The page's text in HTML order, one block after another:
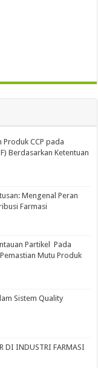
CCP pada
Berdasarkan Ketentuan
Mengenal Peran
Farmasi
Partikel Pada
Mutu Produk
Sistem Quality
DI INDUSTRI FARMASI